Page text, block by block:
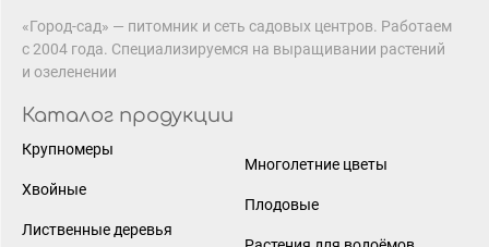
«Город-сад» — питомник и сеть садовых центров. Работаем
с 2004 года. Специализируемся на выращивании растений
и озеленении
Каталог продукции
Крупномеры
Хвойные
Лиственные деревья
Многолетние цветы
Плодовые